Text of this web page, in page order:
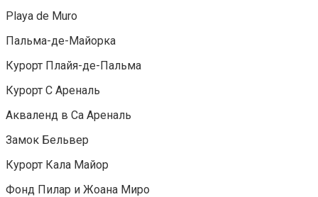
Playa de Muro
Пальма-де-Майорка
Курорт Плайя-де-Пальма
Курорт С Ареналь
Акваленд в Са Ареналь
Замок Бельвер
Курорт Кала Майор
Фонд Пилар и Жоана Миро